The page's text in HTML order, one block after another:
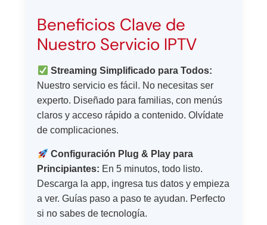
Beneficios Clave de
Nuestro Servicio IPTV
Streaming Simplificado para Todos:
Nuestro servicio es fácil. No necesitas ser
experto. Diseñado para familias, con menús
claros y acceso rápido a contenido. Olvídate
de complicaciones.
Configuración Plug & Play para
Principiantes: En 5 minutos, todo listo.
Descarga la app, ingresa tus datos y empieza
a ver. Guías paso a paso te ayudan. Perfecto
si no sabes de tecnología.